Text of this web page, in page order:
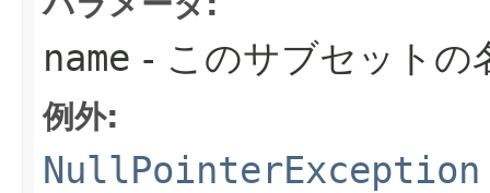
name - このサブセットの
例外:
NullPointerException